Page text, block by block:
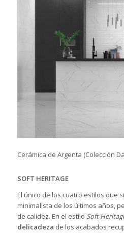
Cerámica de Argenta (Colección
SOFT HERITAGE
El único de los cuatro estilos que
minimalista de los últimos años,
de calidez. En el estilo Soft
delicadeza de los acabados